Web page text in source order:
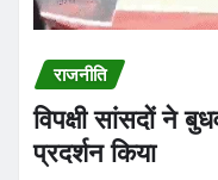
राजनीति
विपक्षी सांसदों ने
प्रदर्शन किया